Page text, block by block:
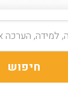
חיפוש